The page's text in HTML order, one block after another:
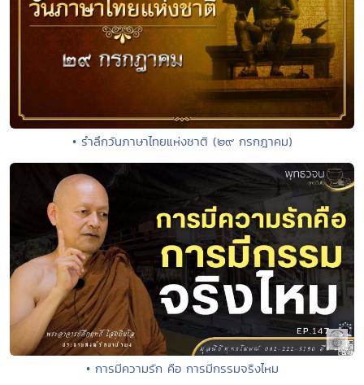
• รำลึกวันภาษาไทยแห่งชาติ (๒๙ กรกฎาคม)
• การมีความรัก คือ การมีกรรมจริงไหม